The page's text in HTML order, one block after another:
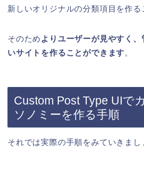
新しいオリジナルの分類項目を作る
そのため よりユーザーが見やすく
いサイトを作ることができます。
Custom Post Type UIで
ソノミーを作る手順
それでは実際の手順をみていきまし